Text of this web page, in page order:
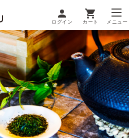
ログイン カート メニュー